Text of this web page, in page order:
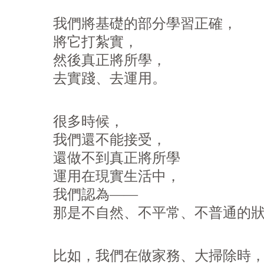
我們將基礎的部分學習正確，
將它打紮實，
然後真正將所學，
去實踐、去運用。
很多時候，
我們還不能接受，
還做不到真正將所學
運用在現實生活中，
我們認為——
那是不自然、不平常、不普通的狀
比如，我們在做家務、大掃除時，